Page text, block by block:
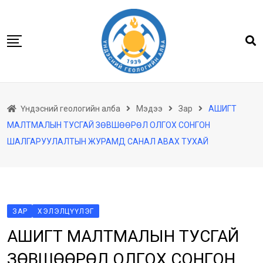
content
Бидний тухай
Үйлчилгээ
Ил тод байдал
Танин мэдэхүй
Үндэсний геологийн алба Мэдээ Зар
АШИГТ
МАЛТМАЛЫН ТУСГАЙ ЗӨВШӨӨРӨЛ ОЛГОХ СОНГОН
ШАЛГАРУУЛАЛТЫН ЖУРАМД САНАЛ АВАХ ТУХАЙ
ЗАР ХЭЛЭЛЦҮҮЛЭГ
АШИГТ МАЛТМАЛЫН ТУСГАЙ